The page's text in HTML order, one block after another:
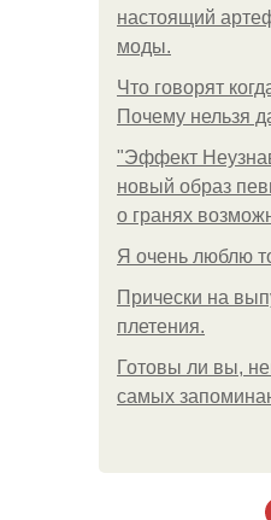
настоящий
моды.
Что говорят
Почему нельзя
"Эффект
новый образ
о гранях
Я очень люблю
Прически на
плетения.
Готовы ли вы,
самых